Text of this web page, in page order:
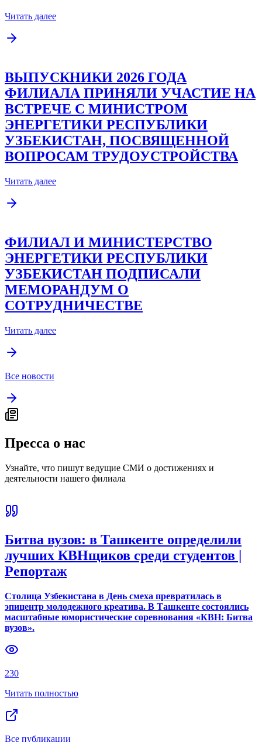
Читать далее
ВЫПУСКНИКИ 2026 ГОДА
ФИЛИАЛА ПРИНЯЛИ УЧАСТИЕ НА
ВСТРЕЧЕ С МИНИСТРОМ
ЭНЕРГЕТИКИ РЕСПУБЛИКИ
УЗБЕКИСТАН, ПОСВЯЩЕННОЙ
ВОПРОСАМ ТРУДОУСТРОЙСТВА
Читать далее
ФИЛИАЛ И МИНИСТЕРСТВО
ЭНЕРГЕТИКИ РЕСПУБЛИКИ
УЗБЕКИСТАН ПОДПИСАЛИ
МЕМОРАНДУМ О
СОТРУДНИЧЕСТВЕ
Читать далее
Все новости
Пресса о нас
Узнайте, что пишут ведущие СМИ о достижениях и
деятельности нашего филиала
Битва вузов: в Ташкенте определили
лучших КВНщиков среди студентов |
Репортаж
Столица Узбекистана в День смеха превратилась в
эпицентр молодежного креатива. В Ташкенте состоялись
масштабные юмористические соревнования «КВН: Битва
вузов».
230
Читать полностью
Все публикации